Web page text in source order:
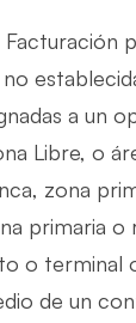
Facturación
a un
Libre, o
zona
primaria
o terminal
de un